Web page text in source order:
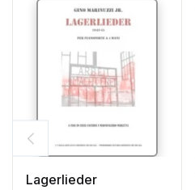
Lagerlieder